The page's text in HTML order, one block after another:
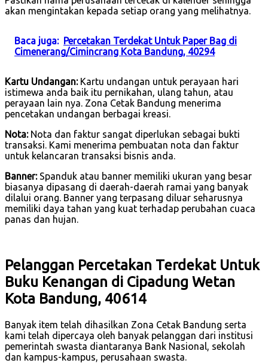
akan mengintakan kepada setiap orang yang melihatnya.
Baca juga: Percetakan Terdekat Untuk Paper Bag di
Cimenerang/Cimincrang Kota Bandung, 40294
Kartu Undangan:Kartu undangan untuk perayaan hari
istimewa anda baik itu pernikahan, ulang tahun, atau
perayaan lain nya. Zona Cetak Bandung menerima
pencetakan undangan berbagai kreasi.
Nota:Nota dan faktur sangat diperlukan sebagai bukti
transaksi. Kami menerima pembuatan nota dan faktur
untuk kelancaran transaksi bisnis anda.
Banner:Spanduk atau banner memiliki ukuran yang besar
biasanya dipasang di daerah-daerah ramai yang banyak
dilalui orang. Banner yang terpasang diluar seharusnya
memiliki daya tahan yang kuat terhadap perubahan cuaca
panas dan hujan.
Pelanggan Percetakan Terdekat Untuk
Buku Kenangan di Cipadung Wetan
Kota Bandung, 40614
Banyak item telah dihasilkan Zona Cetak Bandung serta
kami telah dipercaya oleh banyak pelanggan dari institusi
pemerintah swasta diantaranya Bank Nasional, sekolah
dan kampus-kampus, perusahaan swasta.